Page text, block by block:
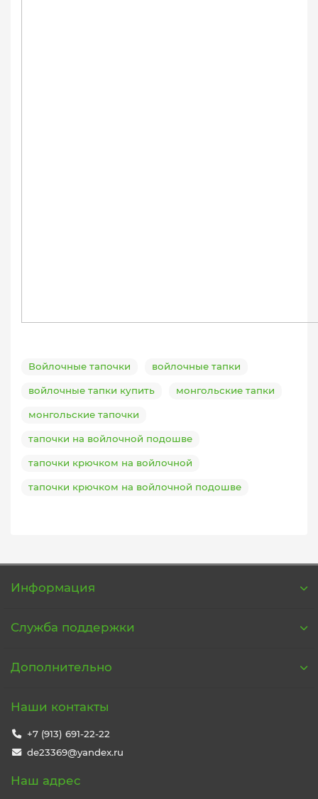
Войлочные тапочки войлочные тапки
войлочные тапки купить монгольские тапки
монгольские тапочки
тапочки на войлочной подошве
тапочки крючком на войлочной
тапочки крючком на войлочной подошве
Информация
Служба поддержки
Дополнительно
Наши контакты
+7 (913) 691-22-22
de23369@yandex.ru
Наш адрес